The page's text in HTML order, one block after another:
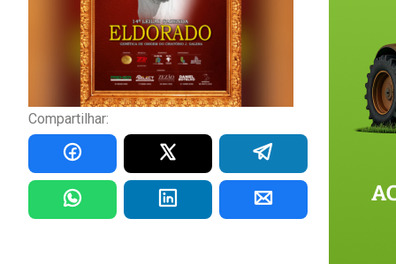
Compartilhar: